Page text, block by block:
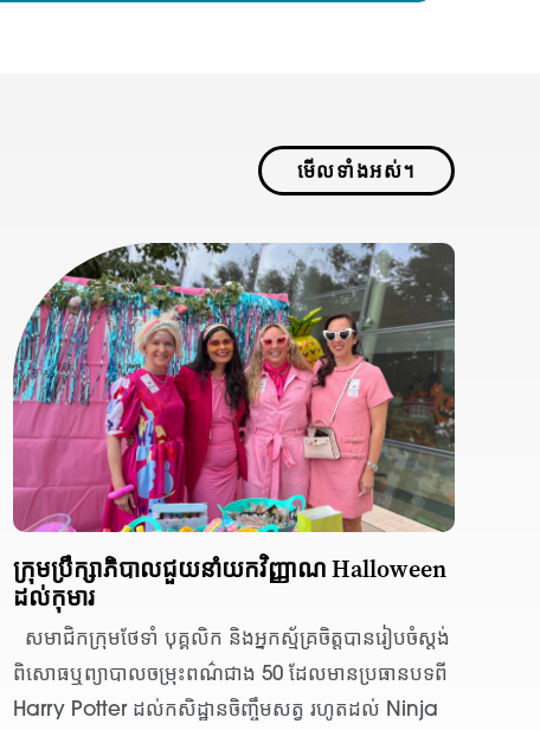
មើលទាំងអស់។
ក្រុមប្រឹក្សាភិបាលជួយនាំយកវិញ្ញាណ Halloween
ដល់កុមារ
សមាជិកក្រុមថែទាំ បុគ្គលិក និងអ្នកស្ម័គ្រចិត្ដបានរៀបចំស្តង់
ពិសោធឬព្យាបាលចម្រុះពណ៌ជាង 50 ដែលមានប្រធានបទពី
Harry Potter ដល់កសិដ្ឋានចិញ្ចឹមសត្វ រហូតដល់ Ninja